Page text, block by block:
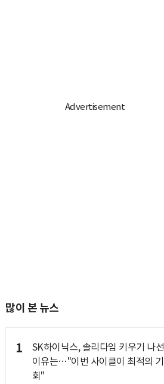
많이 본 뉴스
1
SK하이닉스, 솔리다임 키우기 나선
이유는…"이번 사이클이 최적의 기
회"